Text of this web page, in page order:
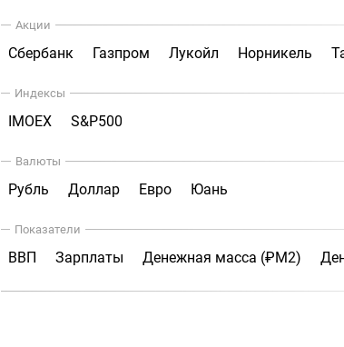
Акции
Сбербанк Газпром Лукойл Норникель
Индексы
IMOEX S&P500
Валюты
Рубль Доллар Евро Юань
Показатели
ВВП Зарплаты Денежная масса (₽М2)